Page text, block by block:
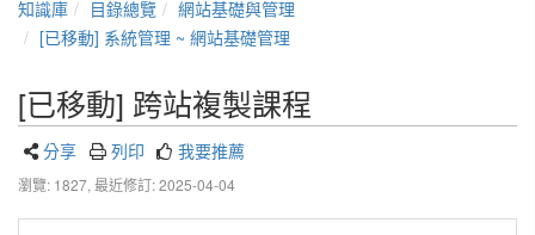
知識庫 目錄總覽
網站基礎與管理
[已移動] 系統管理 ~ 網站基礎管理
[已移動] 跨站複製課程
分享 列印 我要推薦
瀏覽: 1827, 最近修訂: 2025-04-04